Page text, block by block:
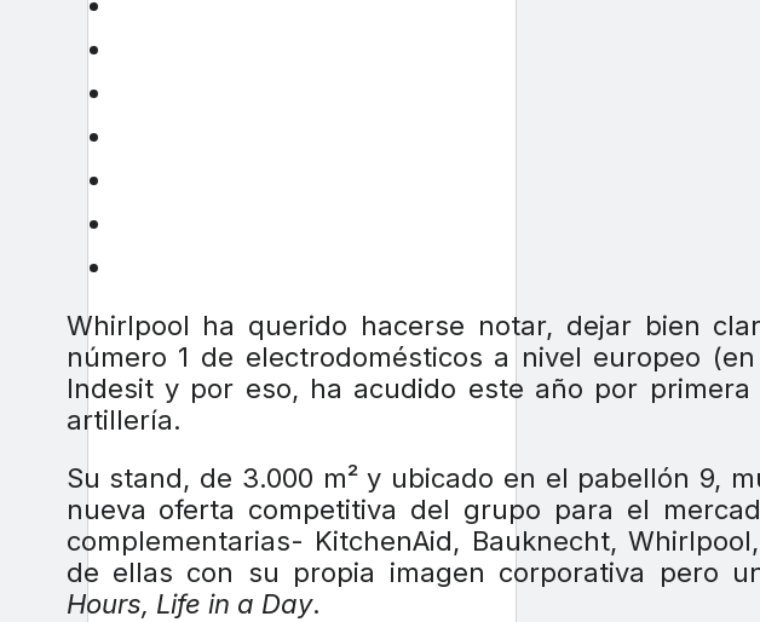
Whirlpool ha querido hacerse notar, dejar bien
número 1 de electrodomésticos a nivel europeo
Indesit y por eso, ha acudido este año por
artillería.
Su stand, de 3.000 m² y ubicado en el pabellón 9,
nueva oferta competitiva del grupo para el
complementarias- KitchenAid, Bauknecht,
de ellas con su propia imagen corporativa pero
Hours, Life in a Day.